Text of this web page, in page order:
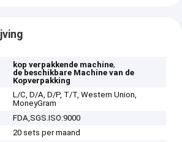
kop verpakkende machine,
de beschikbare Machine van de
Kopverpakking
L/C, D/A, D/P, T/T, Western Union,
MoneyGram
FDA,SGS.ISO:9000
20 sets per maand